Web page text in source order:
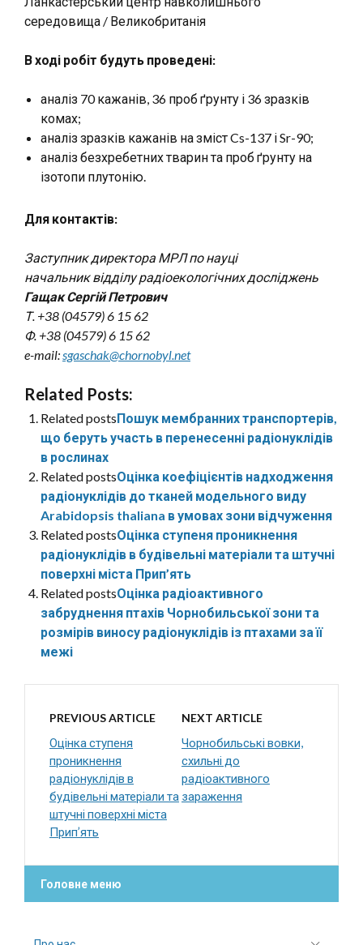
середовища / Великобританія
В ході робіт будуть проведені:
аналіз 70 кажанів, 36 проб ґрунту і 36 зразків
комах;
аналіз зразків кажанів на зміст Cs-137 і Sr-90;
аналіз безхребетних тварин та проб ґрунту на
ізотопи плутонію.
Для контактів:
Заступник директора МРЛ по науці
начальник відділу радіоекологічних досліджень
Гащак Сергій Петрович
Т. +38 (04579) 6 15 62
Ф. +38 (04579) 6 15 62
e-mail:sgaschak@chornobyl.net
Related Posts:
Related postsПошук мембранних транспортерів,
що беруть участь в перенесенні радіонуклідів
в рослинах
Related postsОцінка коефіцієнтів надходження
радіонуклідів до тканей модельного виду
Arabidopsis thaliana в умовах зони відчуження
Related postsОцінка ступеня проникнення
радіонуклідів в будівельні матеріали та штучні
поверхні міста Прип’ять
Related postsОцінка радіоактивного
забруднення птахів Чорнобильської зони та
розмірів виносу радіонуклідів із птахами за її
межі
PREVIOUS ARTICLE
Оцінка ступеня
проникнення
радіонуклідів в
будівельні матеріали та
штучні поверхні міста
Прип’ять
NEXT ARTICLE
Чорнобильські вовки,
схильні до
радіоактивного
зараження
Головне меню